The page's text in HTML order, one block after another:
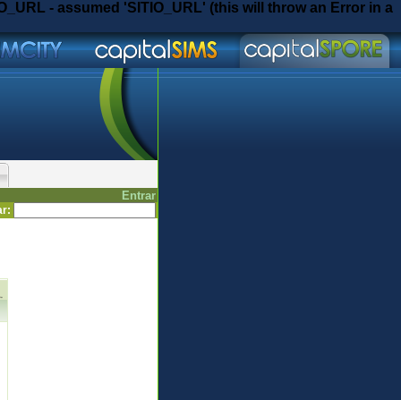
- assumed 'SITIO_URL' (this will throw an Error in a
Entrar
: